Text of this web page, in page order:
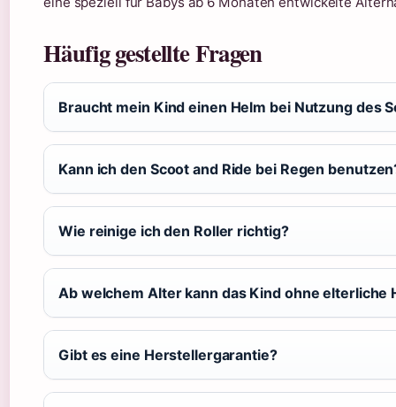
Häufig gestellte Fragen
Braucht mein Kind einen Helm bei Nutzung des
Kann ich den Scoot and Ride bei Regen
Wie reinige ich den Roller richtig?
Ab welchem Alter kann das Kind ohne elterliche
Gibt es eine Herstellergarantie?